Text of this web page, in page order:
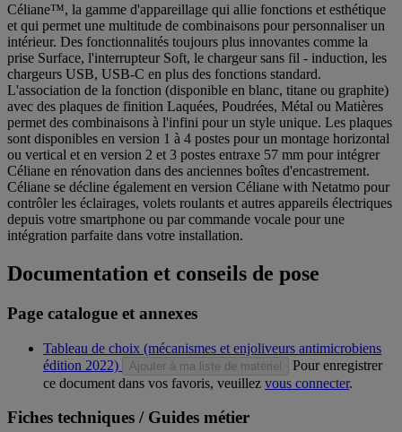
Céliane™, la gamme d'appareillage qui allie fonctions et esthétique
et qui permet une multitude de combinaisons pour personnaliser un
intérieur. Des fonctionnalités toujours plus innovantes comme la
prise Surface, l'interrupteur Soft, le chargeur sans fil - induction, les
chargeurs USB, USB-C en plus des fonctions standard.
L'association de la fonction (disponible en blanc, titane ou graphite)
avec des plaques de finition Laquées, Poudrées, Métal ou Matières
permet des combinaisons à l'infini pour un style unique. Les plaques
sont disponibles en version 1 à 4 postes pour un montage horizontal
ou vertical et en version 2 et 3 postes entraxe 57 mm pour intégrer
Céliane en rénovation dans des anciennes boîtes d'encastrement.
Céliane se décline également en version Céliane with Netatmo pour
contrôler les éclairages, volets roulants et autres appareils électriques
depuis votre smartphone ou par commande vocale pour une
intégration parfaite dans votre installation.
Documentation et conseils de pose
Page catalogue et annexes
Tableau de choix (mécanismes et enjoliveurs antimicrobiens
édition 2022)
Ajouter à ma liste de matériel
Pour enregistrer
ce document dans vos favoris, veuillez vous connecter.
Fiches techniques / Guides métier